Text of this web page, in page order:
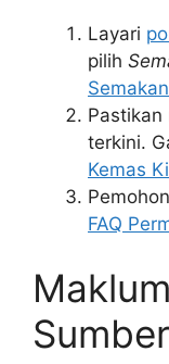
Layari
pilih
terkini.
Kemas
FAQ